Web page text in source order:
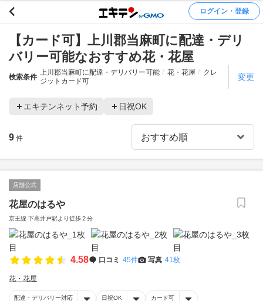
ログイン・登録
【カード可】上川郡当麻町に配達・デリ
バリー可能なおすすめ花・花屋
検索条件
上川郡当麻町に配達・デリバリー可能 花・花屋
クレ
ジットカード可
変更
エキテンネット予約 日祝OK
9 件
店舗公式
花屋のはるや
京王線 下高井戸駅より徒歩２分
4.58 口コミ 45件 写真 41枚
花・花屋
配達・デリバリー対応 日祝OK カード可